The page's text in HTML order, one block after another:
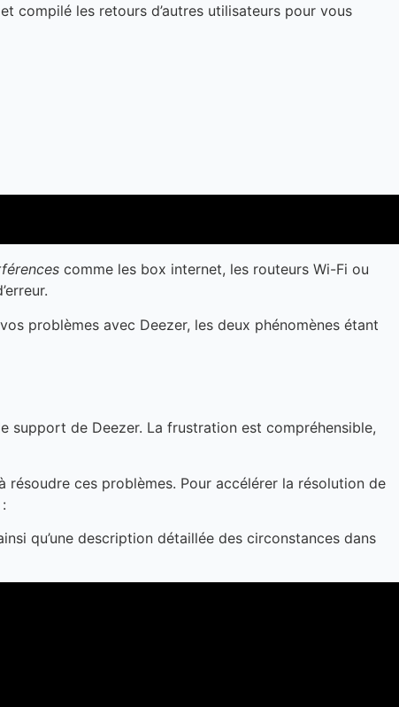
compilé les retours d’autres utilisateurs pour vous
comme les box internet, les routeurs Wi-Fi ou
problèmes avec Deezer, les deux phénomènes étant
support de Deezer. La frustration est compréhensible,
ces problèmes. Pour accélérer la résolution de
qu’une description détaillée des circonstances dans